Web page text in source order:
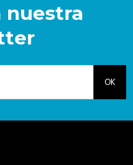
nuestra